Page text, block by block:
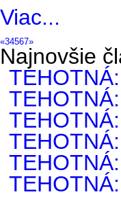
Viac...
«34567»
Najnovšie